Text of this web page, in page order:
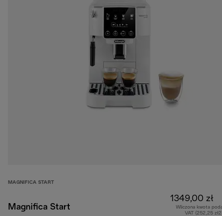
MAGNIFICA START
Magnifica Start
1349,00 zł
Wliczona kwota
VAT (252,25